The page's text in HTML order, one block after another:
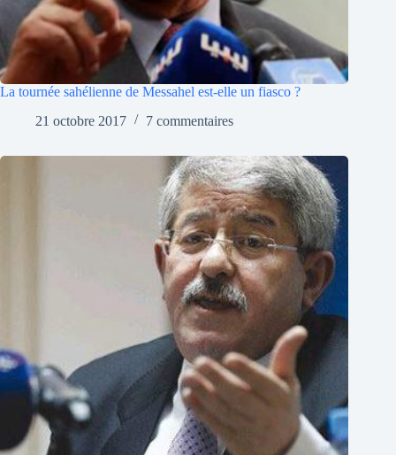
La tournée sahélienne de Messahel est-elle un fiasco ?
21 octobre 2017
7 commentaires